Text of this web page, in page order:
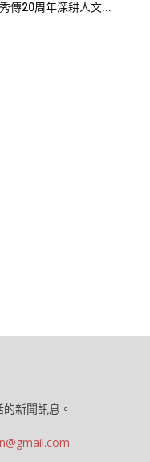
傳20周年深耕人文...
新聞訊息。